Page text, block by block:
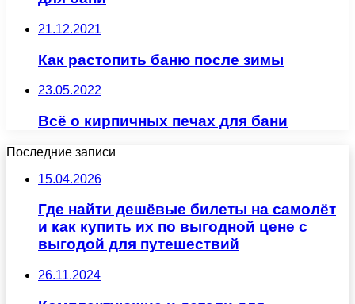
21.12.2021
Как растопить баню после зимы
23.05.2022
Всё о кирпичных печах для бани
Последние записи
15.04.2026
Где найти дешёвые билеты на самолёт
и как купить их по выгодной цене с
выгодой для путешествий
26.11.2024